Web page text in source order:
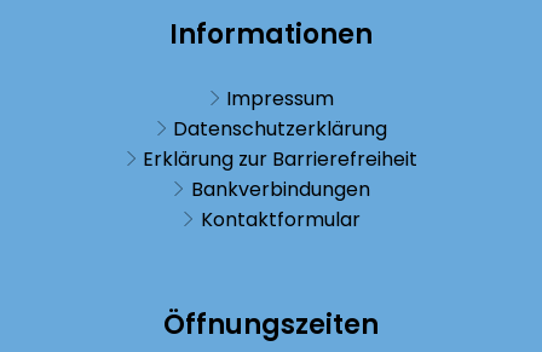
Informationen
Impressum
Datenschutzerklärung
Erklärung zur Barrierefreiheit
Bankverbindungen
Kontaktformular
Öffnungszeiten